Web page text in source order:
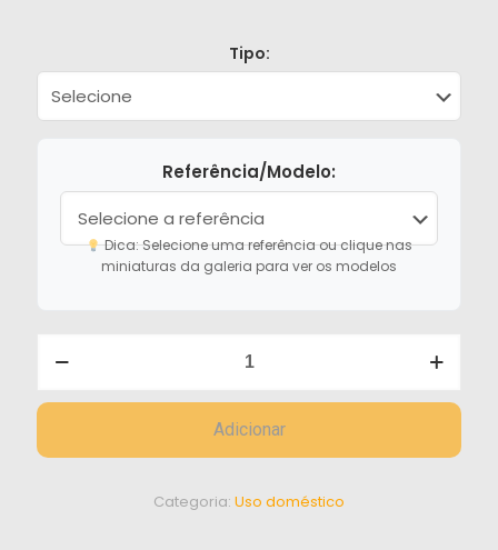
Tipo:
Referência/Modelo:
Dica: Selecione uma referência ou clique nas
miniaturas da galeria para ver os modelos
Vinílico
Adicionar
Categoria: Uso doméstico